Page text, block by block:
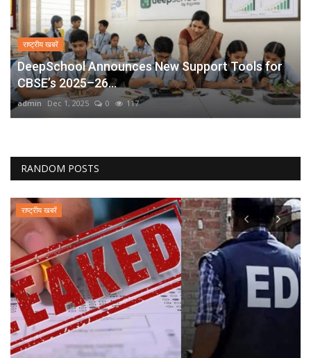
राष्ट्रीय खबरें
DeepSchool Announces New Support Tools for
CBSE’s 2025–26...
admin Dec 1, 2025 0 117
RANDOM POSTS
राष्ट्रीय खबरें